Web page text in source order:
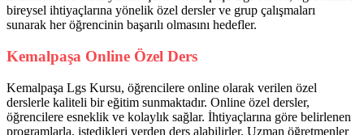
bireysel ihtiyaçlarına yönelik özel dersler ve grup çalışmaları
sunarak her öğrencinin başarılı olmasını hedefler.
Kemalpaşa Online Özel Ders
Kemalpaşa Lgs Kursu, öğrencilere online olarak verilen özel
derslerle kaliteli bir eğitim sunmaktadır. Online özel dersler,
öğrencilere esneklik ve kolaylık sağlar. İhtiyaçlarına göre belirlenen
programlarla, istedikleri yerden ders alabilirler. Uzman öğretmenler